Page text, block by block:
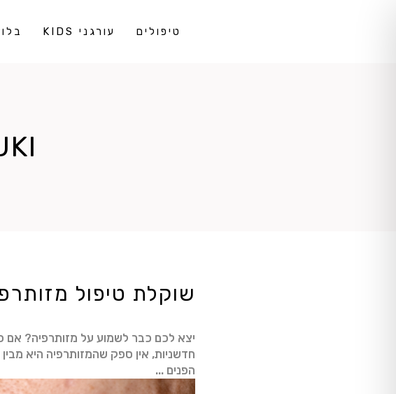
עורגני KIDS טיפולים
שוקלת טיפול
יצא לכם כבר לשמוע על מזותרפיה? אם
חדשניות, אין ספק שהמזותרפיה היא
הפנים